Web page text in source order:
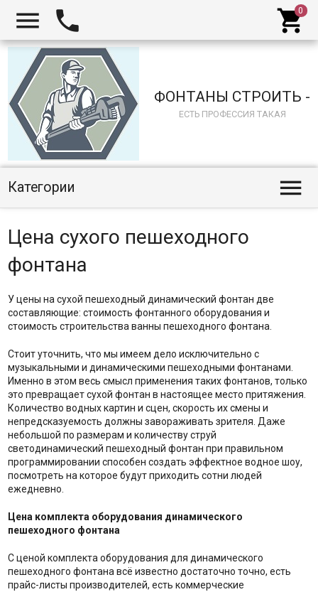
  
ФОНТАНЫ СТРОИТЬ -
ЕСТЬ ПРОФЕССИЯ ТАКАЯ
Категории 
Цена сухого пешеходного
фонтана
У цены на сухой пешеходный динамический фонтан две
составляющие: стоимость фонтанного оборудования и
стоимость строительства ванны пешеходного фонтана.
Стоит уточнить, что мы имеем дело исключительно с
музыкальными и динамическими пешеходными фонтанами.
Именно в этом весь смысл применения таких фонтанов, только
это превращает сухой фонтан в настоящее место притяжения.
Количество водных картин и сцен, скорость их смены и
непредсказуемость должны завораживать зрителя. Даже
небольшой по размерам и количеству струй
светодинамический пешеходный фонтан при правильном
программировании способен создать эффектное водное шоу,
посмотреть на которое будут приходить сотни людей
ежедневно.
Цена комплекта оборудования динамического
пешеходного фонтана
С ценой комплекта оборудования для динамического
пешеходного фонтана всё известно достаточно точно, есть
прайс-листы производителей, есть коммерческие